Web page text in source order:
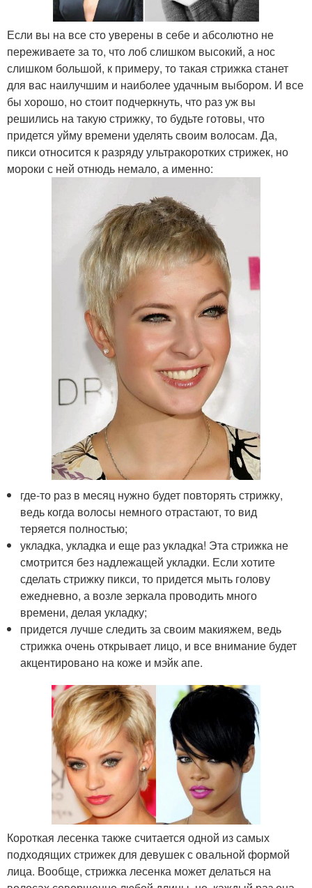
Если вы на все сто уверены в себе и абсолютно не
переживаете за то, что лоб слишком высокий, а нос
слишком большой, к примеру, то такая стрижка станет
для вас наилучшим и наиболее удачным выбором. И все
бы хорошо, но стоит подчеркнуть, что раз уж вы
решились на такую стрижку, то будьте готовы, что
придется уйму времени уделять своим волосам. Да,
пикси относится к разряду ультракоротких стрижек, но
мороки с ней отнюдь немало, а именно:
где-то раз в месяц нужно будет повторять стрижку,
ведь когда волосы немного отрастают, то вид
теряется полностью;
укладка, укладка и еще раз укладка! Эта стрижка не
смотрится без надлежащей укладки. Если хотите
сделать стрижку пикси, то придется мыть голову
ежедневно, а возле зеркала проводить много
времени, делая укладку;
придется лучше следить за своим макияжем, ведь
стрижка очень открывает лицо, и все внимание будет
акцентировано на коже и мэйк апе.
Короткая лесенка также считается одной из самых
подходящих стрижек для девушек с овальной формой
лица. Вообще, стрижка лесенка может делаться на